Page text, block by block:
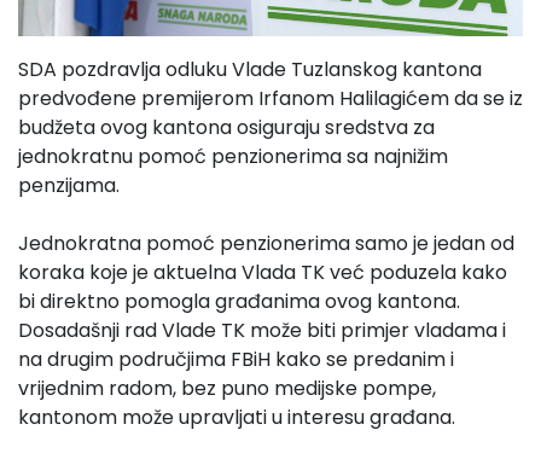
SDA pozdravlja odluku Vlade Tuzlanskog kantona
predvođene premijerom Irfanom Halilagićem da se iz
budžeta ovog kantona osiguraju sredstva za
jednokratnu pomoć penzionerima sa najnižim
penzijama.
Jednokratna pomoć penzionerima samo je jedan od
koraka koje je aktuelna Vlada TK već poduzela kako
bi direktno pomogla građanima ovog kantona.
Dosadašnji rad Vlade TK može biti primjer vladama i
na drugim područjima FBiH kako se predanim i
vrijednim radom, bez puno medijske pompe,
kantonom može upravljati u interesu građana.